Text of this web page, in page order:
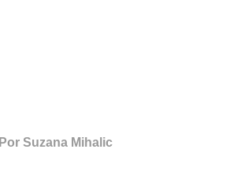
Por Suzana Mihalic